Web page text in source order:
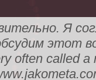
Я
этот
often called a